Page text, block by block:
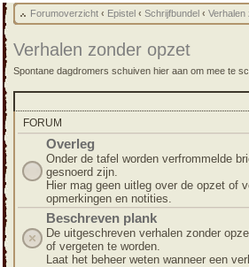
Forumoverzicht ‹ Epistel ‹ Schrijfbundel ‹ Verhalen
Verhalen zonder opzet
Spontane dagdromers schuiven hier aan om mee te
FORUM
Overleg
Onder de tafel worden verfrommelde
gesnoerd zijn.
Hier mag geen uitleg over de opzet of
opmerkingen en notities.
Beschreven plank
De uitgeschreven verhalen zonder
of vergeten te worden.
Laat het beheer weten wanneer een